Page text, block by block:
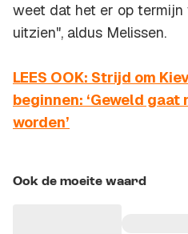
weet dat het er op termijn
uitzien", aldus Melissen.
LEES OOK: Strijd om
beginnen: ‘Geweld gaat
worden’
Ook de moeite waard